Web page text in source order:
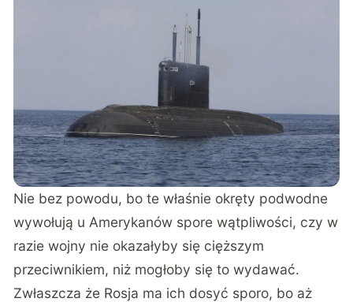
Nie bez powodu, bo te właśnie okręty podwodne
wywołują u Amerykanów spore wątpliwości, czy w
razie wojny nie okazałyby się cięższym
przeciwnikiem, niż mogłoby się to wydawać.
Zwłaszcza że Rosja ma ich dosyć sporo, bo aż